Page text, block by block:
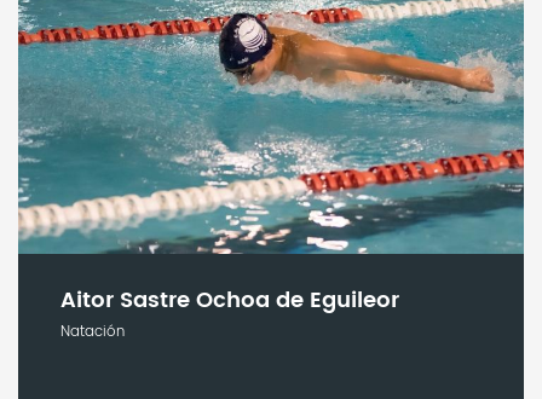
Aitor Sastre Ochoa de Eguileor
Natación